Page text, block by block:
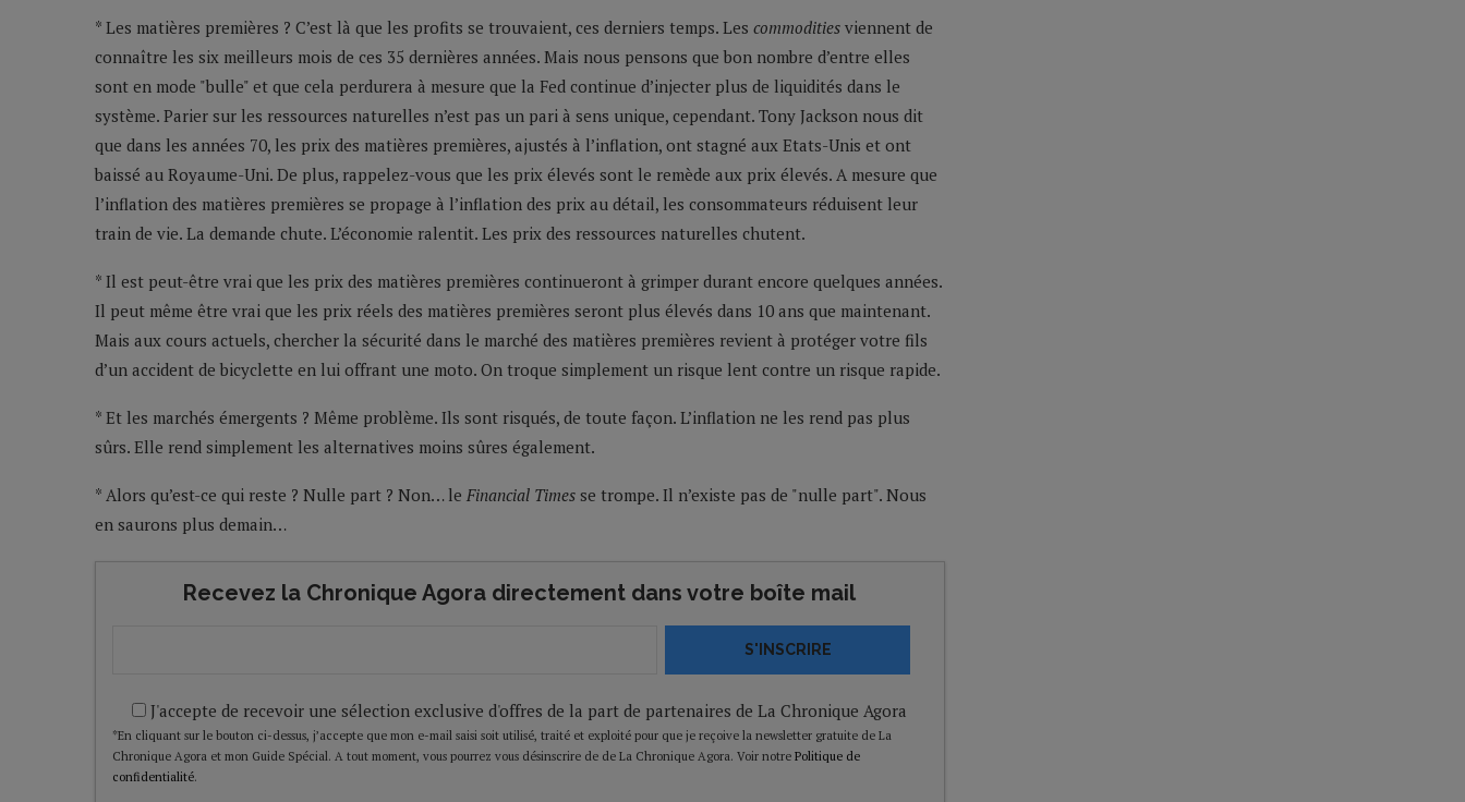
* Les matières premières ? C’est là que les profits se trouvaient, ces derniers temps. Les commodities viennent de
connaître les six meilleurs mois de ces 35 dernières années. Mais nous pensons que bon nombre d’entre elles
sont en mode "bulle" et que cela perdurera à mesure que la Fed continue d’injecter plus de liquidités dans le
système. Parier sur les ressources naturelles n’est pas un pari à sens unique, cependant. Tony Jackson nous dit
que dans les années 70, les prix des matières premières, ajustés à l’inflation, ont stagné aux Etats-Unis et ont
baissé au Royaume-Uni. De plus, rappelez-vous que les prix élevés sont le remède aux prix élevés. A mesure que
l’inflation des matières premières se propage à l’inflation des prix au détail, les consommateurs réduisent leur
train de vie. La demande chute. L’économie ralentit. Les prix des ressources naturelles chutent.
* Il est peut-être vrai que les prix des matières premières continueront à grimper durant encore quelques années.
Il peut même être vrai que les prix réels des matières premières seront plus élevés dans 10 ans que maintenant.
Mais aux cours actuels, chercher la sécurité dans le marché des matières premières revient à protéger votre fils
d’un accident de bicyclette en lui offrant une moto. On troque simplement un risque lent contre un risque rapide.
* Et les marchés émergents ? Même problème. Ils sont risqués, de toute façon. L’inflation ne les rend pas plus
sûrs. Elle rend simplement les alternatives moins sûres également.
* Alors qu’est-ce qui reste ? Nulle part ? Non… le Financial Times se trompe. Il n’existe pas de "nulle part". Nous
en saurons plus demain…
Recevez la Chronique Agora directement dans votre boîte mail
S'INSCRIRE
J'accepte de recevoir une sélection exclusive d'offres de la part de partenaires de La Chronique Agora
*En cliquant sur le bouton ci-dessus, j’accepte que mon e-mail saisi soit utilisé, traité et exploité pour que je reçoive la newsletter gratuite de La
Chronique Agora et mon Guide Spécial. A tout moment, vous pourrez vous désinscrire de de La Chronique Agora. Voir notre Politique de
confidentialité.